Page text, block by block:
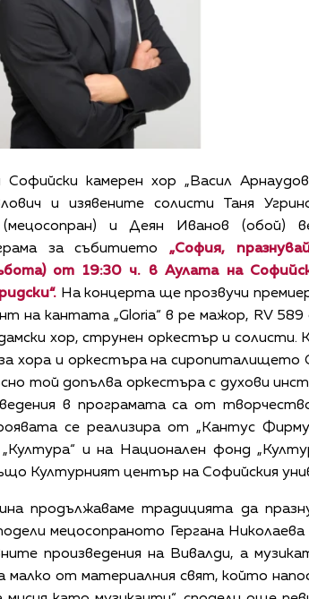
камерен хор „Васил
и изявените солисти Таня
(мецосопран) и Деян Иванов (обой)
за събитието„София,
от 19:30 ч. в Аулата на
На концерта ще прозвучи
на кантата „Gloria“ в ре мажор, RV
хор, струнен оркестър и солисти.
за хора и оркестъра на
той допълва оркестъра с духови
в програмата са от
се реализира от „Кантус
и на Национален фонд
Културният център на Софийския
продължаваме традицията да
мецосопраното Гергана
произведения на Вивалди, а
от материалния свят, който